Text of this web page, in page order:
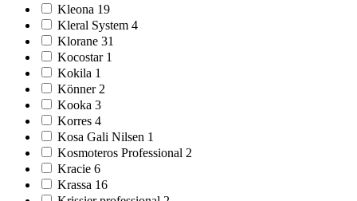
Kleona 19
Kleral System 4
Klorane 31
Kocostar 1
Kokila 1
Könner 2
Kooka 3
Korres 4
Kosa Gali Nilsen 1
Kosmoteros Professional 2
Kracie 6
Krassa 16